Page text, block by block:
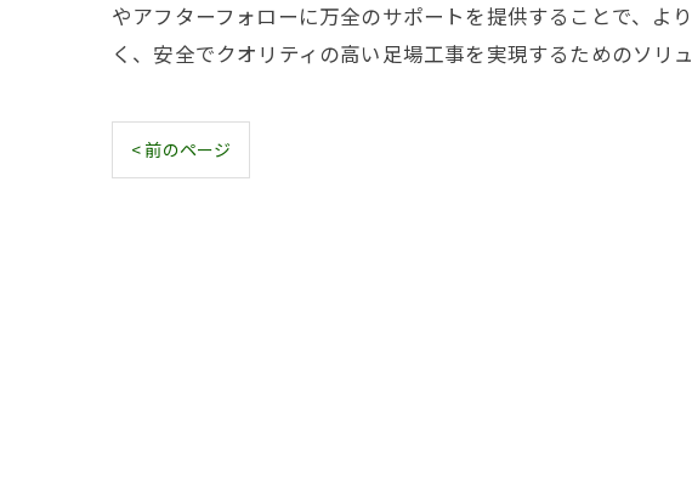
やアフターフォローに万全のサポートを提供することで、よ
く、安全でクオリティの高い足場工事を実現するためのソリ
< 前のページ